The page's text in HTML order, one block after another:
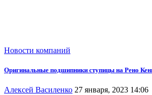
Новости компаний
Оригинальные подшипники ступицы на Рено
Алексей Василенко 27 января, 2023 14:06